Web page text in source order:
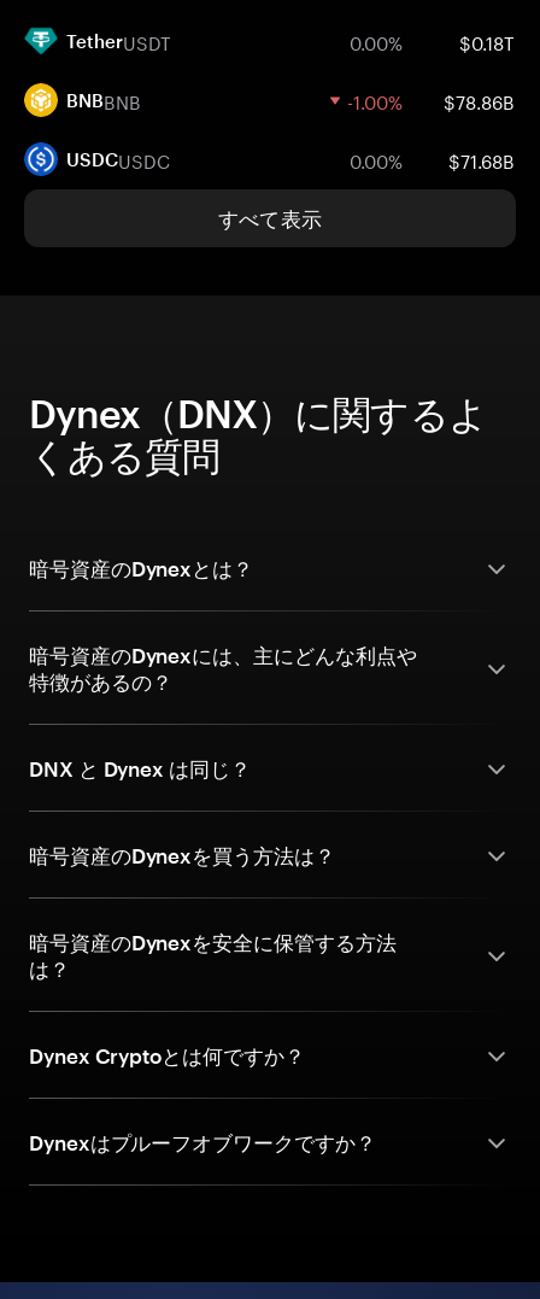
TetherUSDT 0.00% $0.18T
BNBBNB -1.00% $78.86B
USDCUSDC 0.00% $71.68B
すべて表示
Dynex（DNX）に関するよ
くある質問
暗号資産のDynexとは？
暗号資産のDynexには、主にどんな利点や
特徴があるの？
DNX と Dynex は同じ？
暗号資産のDynexを買う方法は？
暗号資産のDynexを安全に保管する方法
は？
Dynex Cryptoとは何ですか？
Dynexはプルーフオブワークですか？